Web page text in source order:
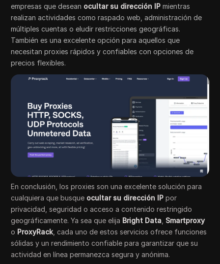
empresas que desean ocultar su dirección IP mientras
realizan actividades como raspado web, administración de
múltiples cuentas o eludir restricciones geográficas.
También es una excelente opción para aquellos que
necesitan proxies rápidos y confiables con opciones de
precios flexibles.
En conclusión, los proxies son una excelente solución para
cualquiera que busque ocultar su dirección IP por
privacidad, seguridad o acceso a contenido restringido
geográficamente. Ya sea que elija Bright Data Smartproxy
o ProxyRack , cada uno de estos servicios ofrece funciones
sólidas y un rendimiento confiable para garantizar que su
actividad en línea permanezca segura y anónima.